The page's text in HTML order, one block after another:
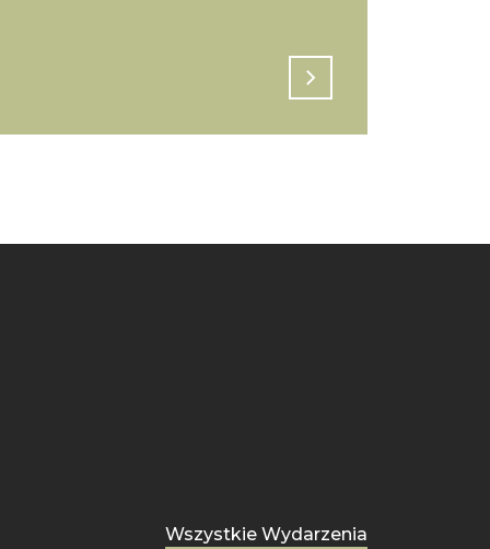
Wszystkie Wydarzenia